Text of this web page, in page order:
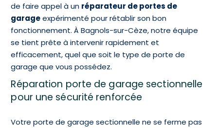
de faire appel à un réparateur de portes de
garageexpérimenté pour rétablir son bon
fonctionnement. À Bagnols-sur-Cèze, notre équipe
se tient prête à intervenir rapidement et
efficacement, quel que soit le type de porte de
garage que vous possédez.
Réparation porte de garage sectionnelle
pour une sécurité renforcée
Votre porte de garage sectionnelle ne se ferme pas